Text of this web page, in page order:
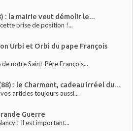
: la mairie veut démolir le...
prise de position !...
Urbi et Orbi du pape François
notre Saint-Père François...
: le Charmont, cadeau irréel du...
articles toujours aussi...
Guerre
! Il est important...